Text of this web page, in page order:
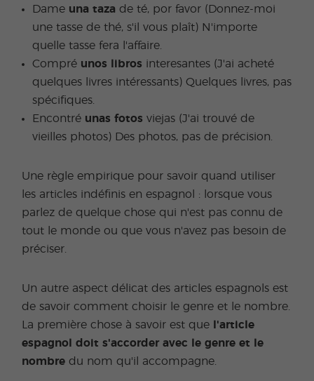
Dame una taza de té, por favor (Donnez-moi
une tasse de thé, s'il vous plaît) N'importe
quelle tasse fera l'affaire.
Compré unos libros interesantes (J'ai acheté
quelques livres intéressants) Quelques livres, pas
spécifiques.
Encontré unas fotos viejas (J'ai trouvé de
vieilles photos) Des photos, pas de précision.
Une règle empirique pour savoir quand utiliser
les articles indéfinis en espagnol : lorsque vous
parlez de quelque chose qui n'est pas connu de
tout le monde ou que vous n'avez pas besoin de
préciser.
Un autre aspect délicat des articles espagnols est
de savoir comment choisir le genre et le nombre.
La première chose à savoir est que
l'article
espagnol doit s'accorder avec le genre et le
nombre du nom qu'il accompagne.